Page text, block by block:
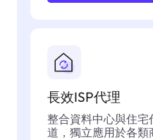
長效ISP代理
整合資料中心與住宅
道，獨立應用於各類